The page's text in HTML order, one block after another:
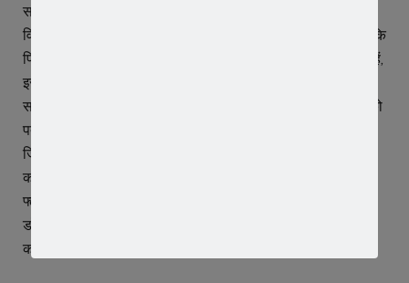
सांसद प्रतिनिधि प्रदीप चौधरी ने बताया कि सांसद सुधीर गुप्ता जावरा
विधानसभा के लोगों के दु:ख, सुख में हमेशा खड़े हैं, जन संघर्ष समिति तो कि
पिछले करीब डेढ़ माह से अपना रोजगार बचाने के लिए प्रदर्शन कर रही हैं,
इसी कड़ी में समिति ने सांसद के नाम एक मांग पत्र सौंपा था। जिस पर
सांसद गुप्ता ने गंभीरता से लेते हुए प्रदेश के मुख्यमंत्री डॉ मोहन यादव को
पत्र लिखकर बताया कि जन संघर्ष समिति का मांग पत्र प्राप्त हुआ हैं,
जिसमें उन्होने जावरा उज्जैन रोड़ चोड़ीकरण में जमीन हेतु अधिग्रहण न
करने तथा जो रोड़ बनी हैं उसे ही चौड़ा करने के साथ ही प्रस्तावित
फ्लायओवहर को नहीं बनाने की मांग की हैं। पत्र में सांसद गुप्ता ने सीएम
डॉ यादव से आग्रह किया हैं कि वे इस मामले में सहानुभूति पूर्वक विचार
कर आगे की कार्रवाई करें।